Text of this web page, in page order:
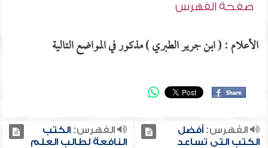
صفحة الفهرس
الأعلام : ( ابن جرير الطبري ) مذكور في المواضع التالية
الفهرس:أفضل
الكتب التي تساعد
الفهرس:الكتب
النافعة لطالب العلم